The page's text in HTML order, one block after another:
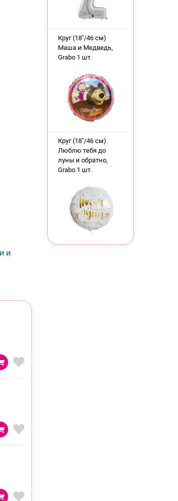
и
Круг (18"/46 см)
Маша и Медведь,
Grabo 1 шт.
Круг (18"/46 см)
Люблю тебя до
луны и обратно,
Grabo 1 шт.